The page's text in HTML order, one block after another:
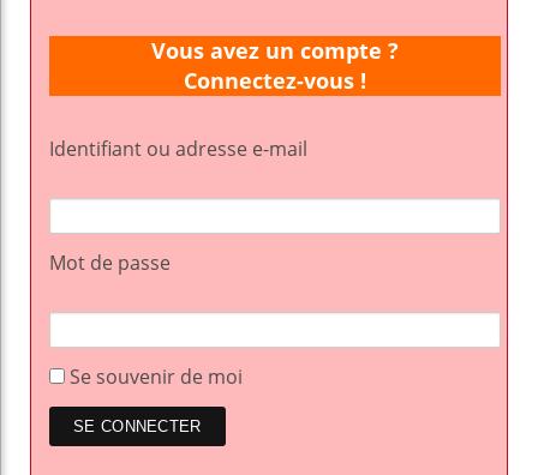
Vous avez un compte ?
Connectez-vous !
Identifiant ou adresse e-mail
Mot de passe
Se souvenir de moi